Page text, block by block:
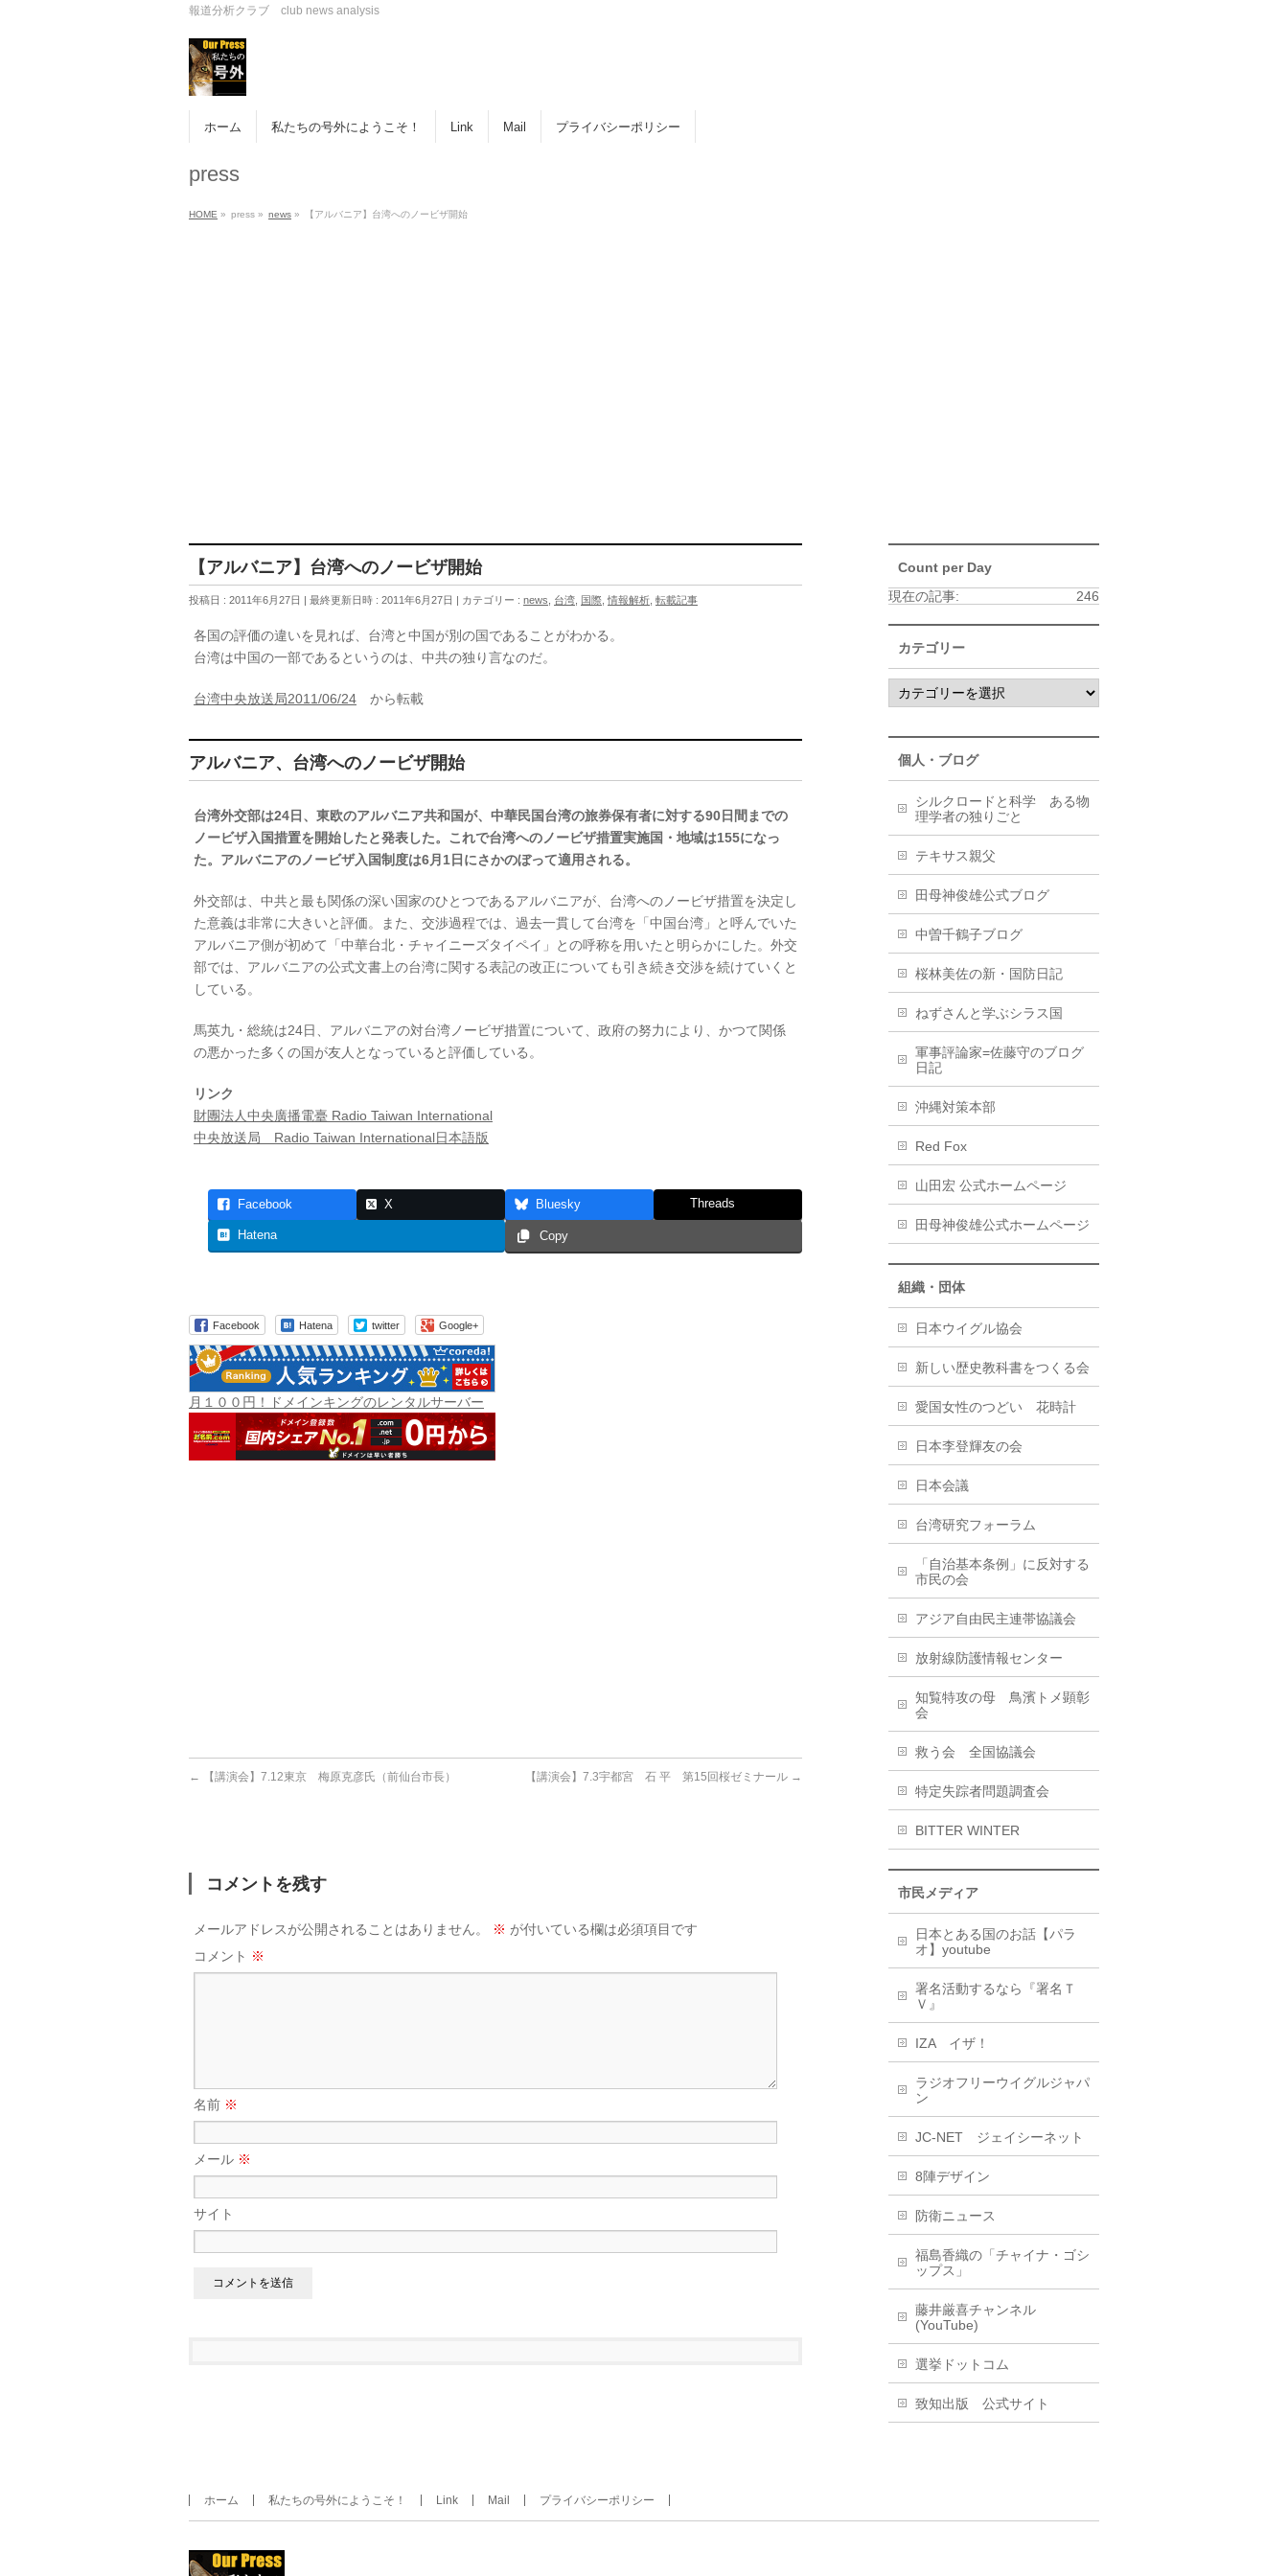
報道分析クラブ club news analysis
ホーム 私たちの号外にようこそ！ Link Mail プライバシーポリシー
press
HOME » press » news » 【アルバニア】台湾へのノービザ開始
【アルバニア】台湾へのノービザ開始
投稿日 : 2011年6月27日 最終更新日時 : 2011年6月27日 カテゴリー : news 台湾 国際 情報解析 転載記事
各国の評価の違いを見れば、台湾と中国が別の国であることがわかる。
台湾は中国の一部であるというのは、中共の独り言なのだ。
台湾中央放送局2011/06/24 から転載
アルバニア、台湾へのノービザ開始
台湾外交部は24日、東欧のアルバニア共和国が、中華民国台湾の旅券保有者に対する90日間までの
ノービザ入国措置を開始したと発表した。これで台湾へのノービザ措置実施国・地域は155になっ
た。アルバニアのノービザ入国制度は6月1日にさかのぼって適用される。
外交部は、中共と最も関係の深い国家のひとつであるアルバニアが、台湾へのノービザ措置を決定し
た意義は非常に大きいと評価。また、交渉過程では、過去一貫して台湾を「中国台湾」と呼んでいた
アルバニア側が初めて「中華台北・チャイニーズタイペイ」との呼称を用いたと明らかにした。外交
部では、アルバニアの公式文書上の台湾に関する表記の改正についても引き続き交渉を続けていくと
している。
馬英九・総統は24日、アルバニアの対台湾ノービザ措置について、政府の努力により、かつて関係
の悪かった多くの国が友人となっていると評価している。
リンク
財團法人中央廣播電臺 Radio Taiwan International
中央放送局 Radio Taiwan International日本語版
Facebook X Bluesky Threads
Hatena Copy
Facebook Hatena twitter Google+
月１００円！ドメインキングのレンタルサーバー
← 【講演会】7.12東京 梅原克彦氏（前仙台市長） 【講演会】7.3宇都宮 石 平 第15回桜ゼミナール →
コメントを残す
メールアドレスが公開されることはありません。 ※ が付いている欄は必須項目です
コメント ※
名前 ※
メール ※
サイト
Count per Day
246
現在の記事:
カテゴリー
個人・ブログ
シルクロードと科学 ある物
理学者の独りごと
テキサス親父
田母神俊雄公式ブログ
中曽千鶴子ブログ
桜林美佐の新・国防日記
ねずさんと学ぶシラス国
軍事評論家=佐藤守のブログ
日記
沖縄対策本部
Red Fox
山田宏 公式ホームページ
田母神俊雄公式ホームページ
組織・団体
日本ウイグル協会
新しい歴史教科書をつくる会
愛国女性のつどい 花時計
日本李登輝友の会
日本会議
台湾研究フォーラム
「自治基本条例」に反対する
市民の会
アジア自由民主連帯協議会
放射線防護情報センター
知覧特攻の母 鳥濱トメ顕彰
会
救う会 全国協議会
特定失踪者問題調査会
BITTER WINTER
市民メディア
日本とある国のお話【パラ
オ】youtube
署名活動するなら『署名Ｔ
Ｖ』
IZA イザ！
ラジオフリーウイグルジャパ
ン
JC-NET ジェイシーネット
8陣デザイン
防衛ニュース
福島香織の「チャイナ・ゴシ
ップス」
藤井厳喜チャンネル
(YouTube)
選挙ドットコム
致知出版 公式サイト
ホーム 私たちの号外にようこそ！ Link Mail プライバシーポリシー